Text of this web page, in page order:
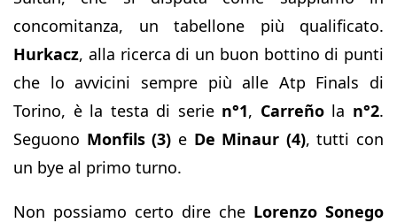
concomitanza, un tabellone più qualificato.
Hurkacz, alla ricerca di un buon bottino di punti
che lo avvicini sempre più alle Atp Finals di
Torino, è la testa di serie n°1, Carreñola n°2.
Seguono Monfils (3) e De Minaur (4), tutti con
un bye al primo turno.
Non possiamo certo dire che Lorenzo Sonego